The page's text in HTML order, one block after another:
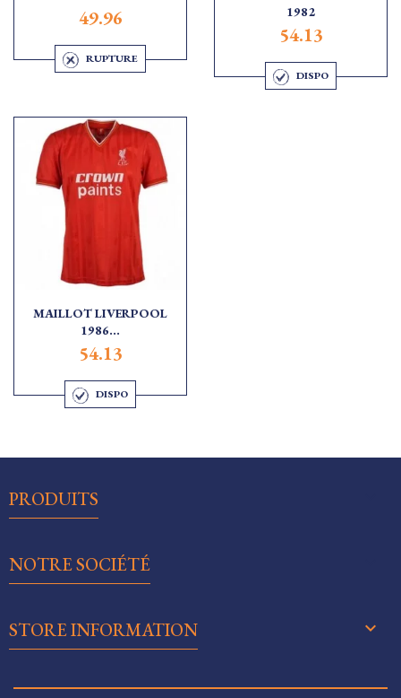
49.96
RUPTURE
1982
54.13
DISPO
MAILLOT LIVERPOOL
1986...
54.13
DISPO
PRODUITS
NOTRE SOCIÉTÉ
STORE INFORMATION keyboard_arrow_down